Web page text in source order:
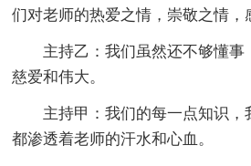
们对老师的热爱之情，崇敬之情，
主持乙：我们虽然还不够懂事
慈爱和伟大。
主持甲：我们的每一点知识，
都渗透着老师的汗水和心血。